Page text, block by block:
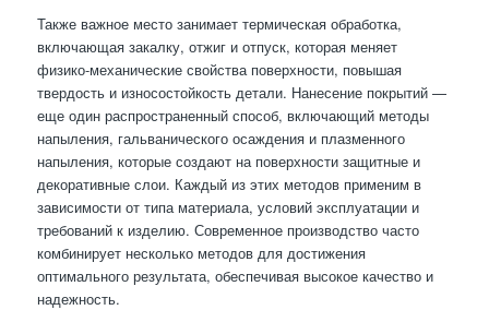
Также важное место занимает термическая обработка,
включающая закалку, отжиг и отпуск, которая меняет
физико-механические свойства поверхности, повышая
твердость и износостойкость детали. Нанесение покрытий —
еще один распространенный способ, включающий методы
напыления, гальванического осаждения и плазменного
напыления, которые создают на поверхности защитные и
декоративные слои. Каждый из этих методов применим в
зависимости от типа материала, условий эксплуатации и
требований к изделию. Современное производство часто
комбинирует несколько методов для достижения
оптимального результата, обеспечивая высокое качество и
надежность.